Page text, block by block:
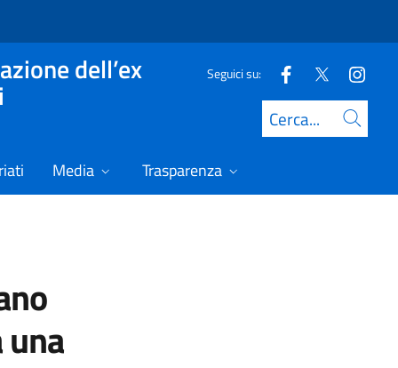
dell’ex Seguici su:
Cerca
Media Trasparenza